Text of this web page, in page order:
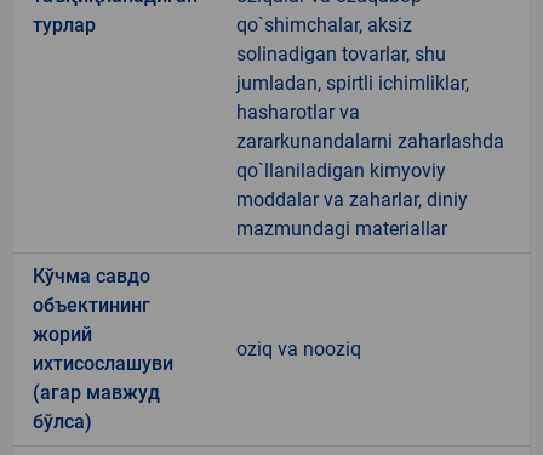
турлар
qo`shimchalar, aksiz
solinadigan tovarlar, shu
jumladan, spirtli ichimliklar,
hasharotlar va
zararkunandalarni zaharlashda
qo`llaniladigan kimyoviy
moddalar va zaharlar, diniy
mazmundagi materiallar
Кўчма савдо
объектининг
жорий
ихтисослашуви
(агар мавжуд
бўлса)
oziq va nooziq